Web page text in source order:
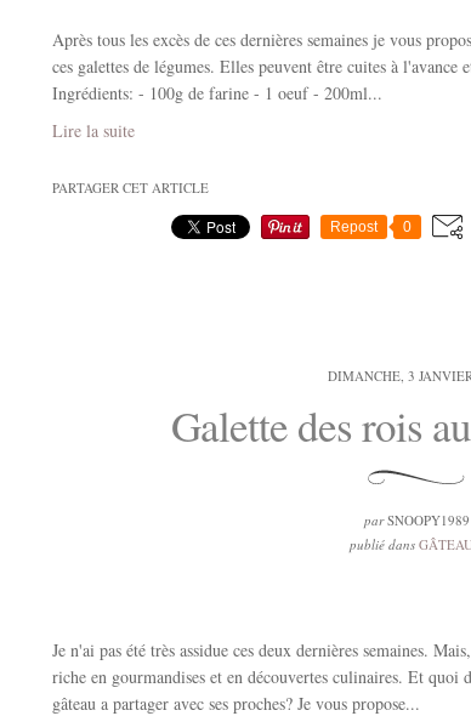
Après tous les excès de ces dernières semaines je vous
ces galettes de légumes. Elles peuvent être cuites à l'avance
Ingrédients: - 100g de farine - 1 oeuf - 200ml...
Lire la suite
PARTAGER CET ARTICLE
Repost 0
DIMANCHE, 3
Galette des rois
parSNOOPY1989
publié dans
Je n'ai pas été très assidue ces deux dernières semaines.
riche en gourmandises et en découvertes culinaires. Et quoi
gâteau a partager avec ses proches? Je vous propose...